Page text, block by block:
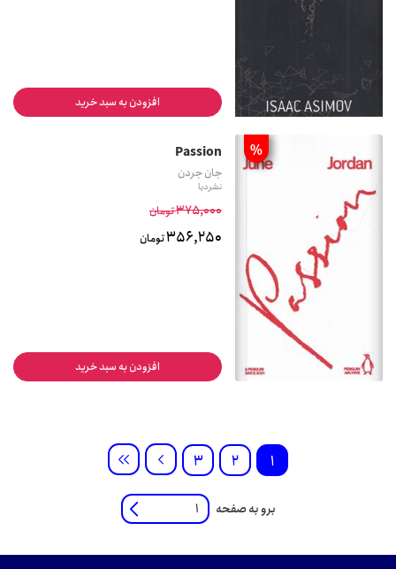
افزودن به سبد خرید
%
Passion
جان جردن
نشر دیا
375,000تومان
356,250تومان
افزودن به سبد خرید
1
2
3
برو به صفحه